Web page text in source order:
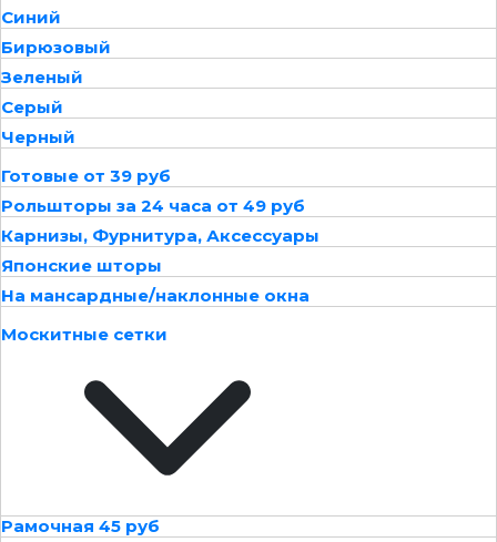
Синий
Бирюзовый
Зеленый
Серый
Черный
Готовые от 39 руб
Рольшторы за 24 часа от 49 руб
Карнизы, Фурнитура, Аксессуары
Японские шторы
На мансардные/наклонные окна
Москитные сетки
Рамочная 45 руб